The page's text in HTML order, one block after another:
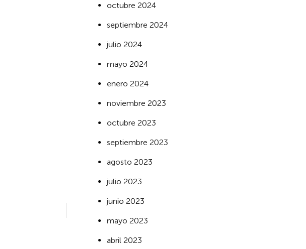
octubre 2024
septiembre 2024
julio 2024
mayo 2024
enero 2024
noviembre 2023
octubre 2023
septiembre 2023
agosto 2023
julio 2023
junio 2023
mayo 2023
abril 2023